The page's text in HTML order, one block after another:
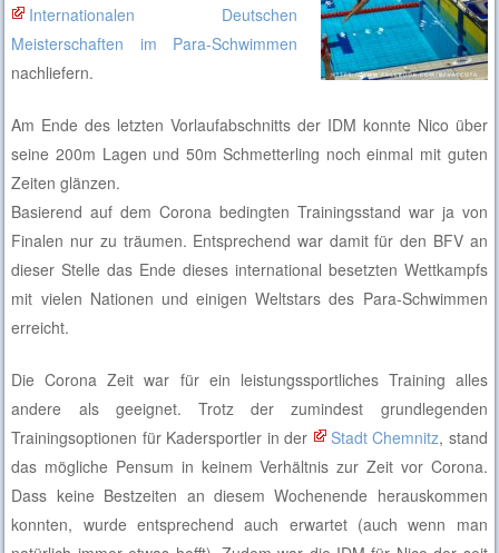
Internationalen Deutschen
Meisterschaften im Para-Schwimmen
nachliefern.
Am Ende des letzten Vorlaufabschnitts der IDM konnte Nico über
seine 200m Lagen und 50m Schmetterling noch einmal mit guten
Zeiten glänzen.
Basierend auf dem Corona bedingten Trainingsstand war ja von
Finalen nur zu träumen. Entsprechend war damit für den BFV an
dieser Stelle das Ende dieses international besetzten Wettkampfs
mit vielen Nationen und einigen Weltstars des Para-Schwimmen
erreicht.
Die Corona Zeit war für ein leistungssportliches Training alles
andere als geeignet. Trotz der zumindest grundlegenden
Trainingsoptionen für Kadersportler in der
Stadt Chemnitz, stand
das mögliche Pensum in keinem Verhältnis zur Zeit vor Corona.
Dass keine Bestzeiten an diesem Wochenende herauskommen
konnten, wurde entsprechend auch erwartet (auch wenn man